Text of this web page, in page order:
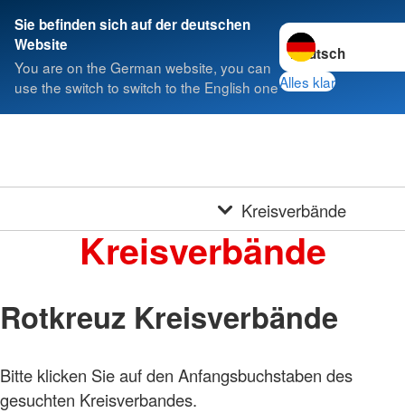
Sie befinden sich auf der deutschen
Website
You are on the German website, you can
use the switch to switch to the English one
Sprache wechseln
Alles klar
Kreisverbände
Kreisverbände
Rotkreuz Kreisverbände
Bitte klicken Sie auf den Anfangsbuchstaben des
gesuchten Kreisverbandes.